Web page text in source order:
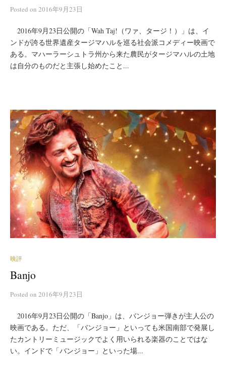
Posted on 2016年9月23日
2016年9月23日公開の「Wah Taj!（ワァ、タージ！）」は、イ
ンドが誇る世界遺産タージマハルを巡る社会派コメディー映画で
ある。マハーラーシュトラ州から来た農民がタージマハルの土地
は自分のものだと主張し始めたこと...
映評
Banjo
Posted on 2016年9月23日
2016年9月23日公開の「Banjo」は、バンジョー弾きが主人公の
映画である。ただ、「バンジョー」といっても米国南部で発展し
たカントリーミュージックでよく用いられる楽器のことではな
い。インドで「バンジョー」といった場...